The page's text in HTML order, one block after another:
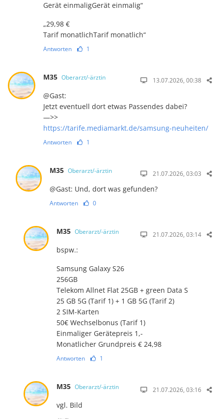
Gerät einmaligGerät einmalig“
„29,98 €
Tarif monatlichTarif monatlich“
Antworten 1
M35 Oberarzt/-ärztin 13.07.2026, 00:38
@Gast:
Jetzt eventuell dort etwas Passendes dabei?
—>>
https://tarife.mediamarkt.de/samsung-neuheiten/
Antworten 1
M35 Oberarzt/-ärztin 21.07.2026, 03:03
@Gast: Und, dort was gefunden?
Antworten 0
M35 Oberarzt/-ärztin 21.07.2026, 03:14
bspw.:
Samsung Galaxy S26
256GB
Telekom Allnet Flat 25GB + green Data S
25 GB 5G (Tarif 1) + 1 GB 5G (Tarif 2)
2 SIM-Karten
50€ Wechselbonus (Tarif 1)
Einmaliger Gerätepreis 1,-
Monatlicher Grundpreis € 24,98
Antworten 1
M35 Oberarzt/-ärztin 21.07.2026, 03:16
vgl. Bild